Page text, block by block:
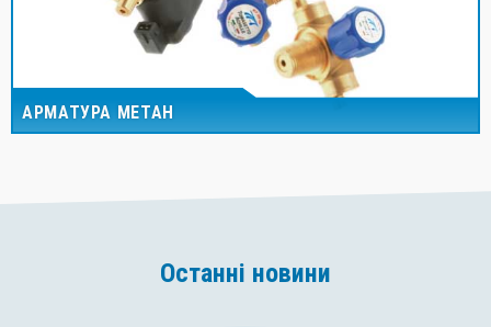
АРМАТУРА МЕТАН
Останні новини